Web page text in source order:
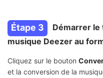
Étape 3
Démarrer le
musique Deezer au
Cliquez sur le bouton
et la conversion de la